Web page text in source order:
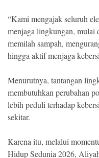
“Kami mengajak seluruh
menjaga lingkungan, mulai
memilah sampah,
hingga aktif menjaga
Menurutnya, tantangan
membutuhkan perubahan
lebih peduli terhadap
sekitar.
Karena itu, melalui
Hidup Sedunia 2026,